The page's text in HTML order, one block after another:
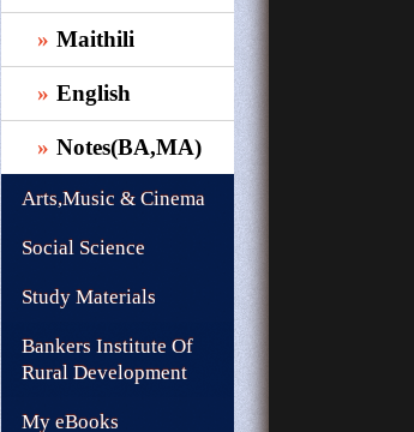
Maithili
English
Notes(BA,MA)
Arts,Music & Cinema
Social Science
Study Materials
Bankers Institute Of
Rural Development
My eBooks